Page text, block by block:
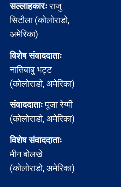
सल्लाहकारःराजु
सिटौला (कोलोराडो,
अमेरिका)
विशेष संवाददाताः
नातिबाबु भट्ट
(कोलोराडो, अमेरिका)
संवाददाताःपूजा रेग्मी
(कोलोराडो, अमेरिका)
विशेष संवाददाताः
मीन बोलखे
(कोलोराडो, अमेरिका)